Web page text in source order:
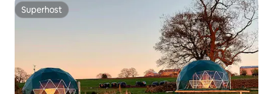
Superhost
Superhost